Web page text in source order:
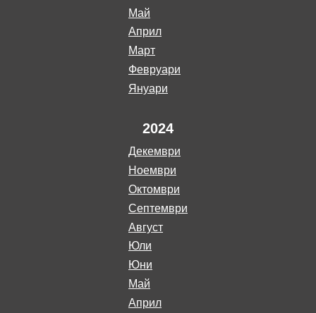
май
април
март
февруари
януари
2024
декември
ноември
октомври
септември
август
юли
юни
май
април